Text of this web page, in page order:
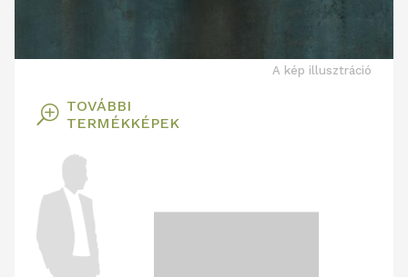
A kép illusztráció
T TOVÁBBI
TERMÉKKÉPEK